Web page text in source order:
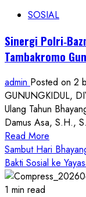
Polres
Jalin
Sinergi
Lintas
Alam
dan
Bakti
Sosial
SOSIAL
Sinergi
Tambakromo
admin Posted on 2
GUNUNGKIDUL,
Ulang Tahun
Damus Asa, S.H.,
Read More
more
about
Sinergi
Sambut Hari
Bakti Sosial ke
1 min read